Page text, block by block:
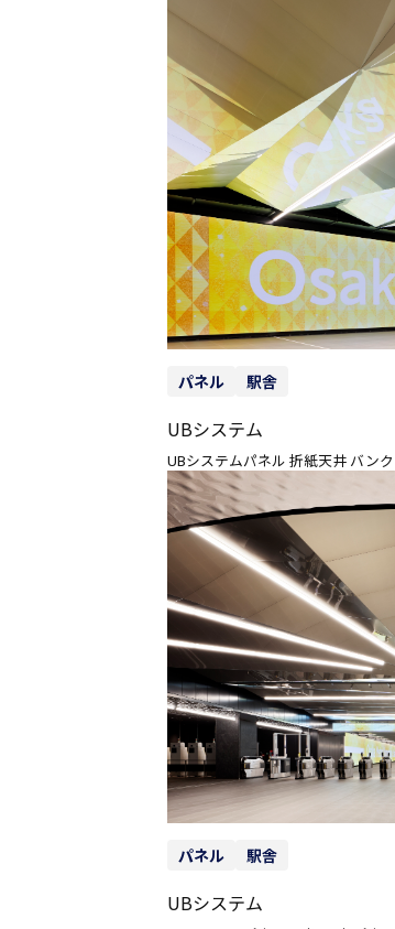
パネル 駅舎
UBシステム
UBシステムパネル 折紙天井 バン
パネル 駅舎
UBシステム